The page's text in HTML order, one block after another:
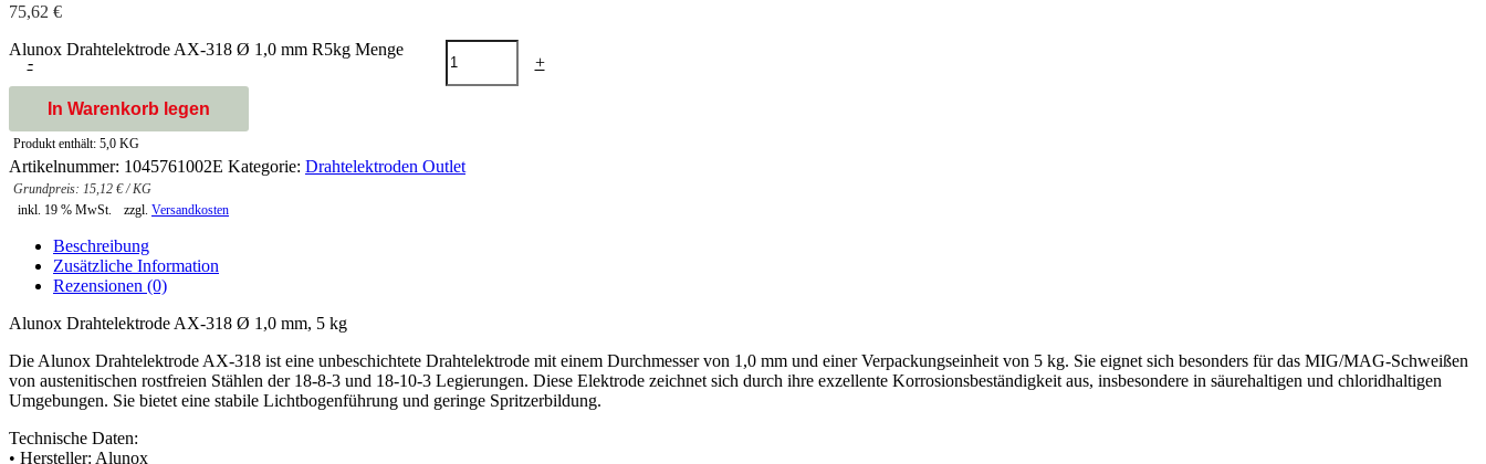
75,62 €
-
Alunox Drahtelektrode AX-318 Ø 1,0 mm R5kg Menge
+
In Warenkorb legen
Produkt enthält: 5,0 KG
Artikelnummer: 1045761002E Kategorie: Drahtelektroden Outlet
15,12 €/KG
inkl. 19 % MwSt.
zzgl. Versandkosten
Beschreibung
Zusätzliche Information
Rezensionen (0)
Alunox Drahtelektrode AX-318 Ø 1,0 mm, 5 kg
Die Alunox Drahtelektrode AX-318 ist eine unbeschichtete Drahtelektrode mit einem Durchmesser von 1,0 mm und einer Verpackungseinheit von 5 kg. Sie eignet sich besonders für das MIG/MAG-Schweißen
von austenitischen rostfreien Stählen der 18-8-3 und 18-10-3 Legierungen. Diese Elektrode zeichnet sich durch ihre exzellente Korrosionsbeständigkeit aus, insbesondere in säurehaltigen und chloridhaltigen
Umgebungen. Sie bietet eine stabile Lichtbogenführung und geringe Spritzerbildung.
Technische Daten:
• Hersteller: Alunox